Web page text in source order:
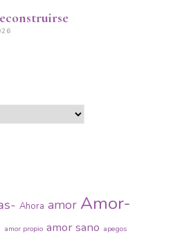
Ahora amor Amor-
amor propio amor sano apegos